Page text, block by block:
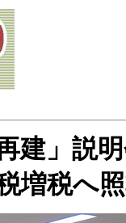
建」説
増税へ